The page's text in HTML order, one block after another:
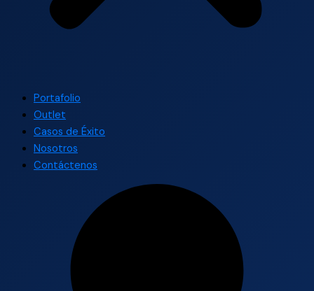
Portafolio
Outlet
Casos de Éxito
Nosotros
Contáctenos